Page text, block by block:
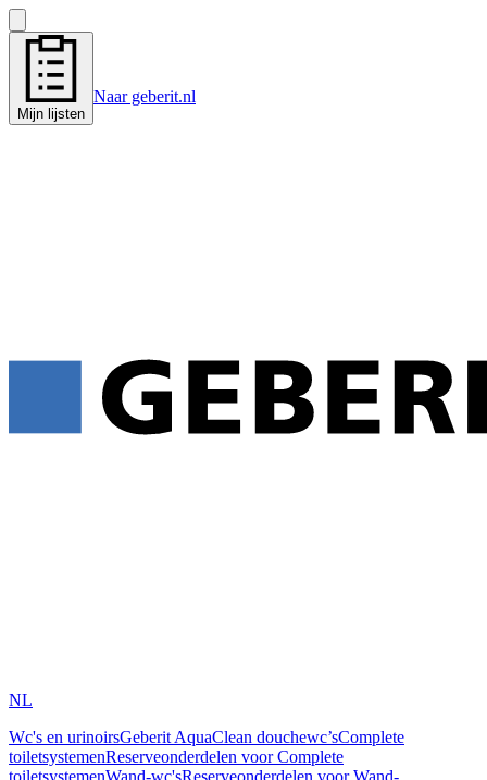
Mijn lijsten
Naar geberit.nl
NL
Wc's en urinoirsGeberit AquaClean douchewc’sComplete
toiletsystemenReserveonderdelen voor Complete
toiletsystemenWand-wc'sReserveonderdelen voor Wand-